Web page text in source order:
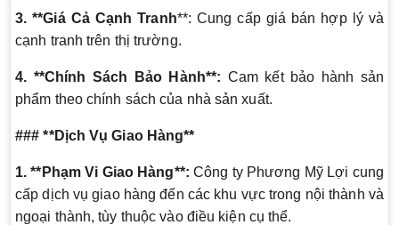
3. **Giá Cả Cạnh Tranh**: Cung cấp giá bán hợp lý và
cạnh tranh trên thị trường.
4. **Chính Sách Bảo Hành**: Cam kết bảo hành sản
phẩm theo chính sách của nhà sản xuất.
### **Dịch Vụ Giao Hàng**
1. **Phạm Vi Giao Hàng**: Công ty Phương Mỹ Lợi cung
cấp dịch vụ giao hàng đến các khu vực trong nội thành và
ngoại thành, tùy thuộc vào điều kiện cụ thể.